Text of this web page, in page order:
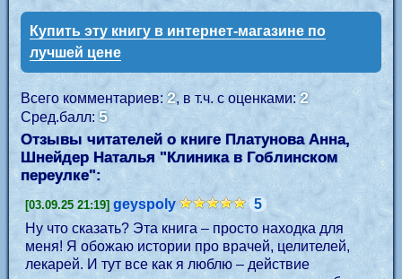
Купить эту книгу в интернет-магазине по
лучшей цене
Всего комментариев:2, в т.ч. с оценками:2
Сред.балл:5
Отзывы читателей о книге Платунова Анна,
Шнейдер Наталья "Клиника в Гоблинском
переулке":
[03.09.25 21:19] geyspoly
5
Ну что сказать? Эта книга – просто находка для
меня! Я обожаю истории про врачей, целителей,
лекарей. И тут все как я люблю – действие